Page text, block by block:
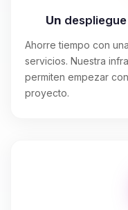
Un
Ahorre tiempo con una
servicios. Nuestra
permiten empezar
proyecto.